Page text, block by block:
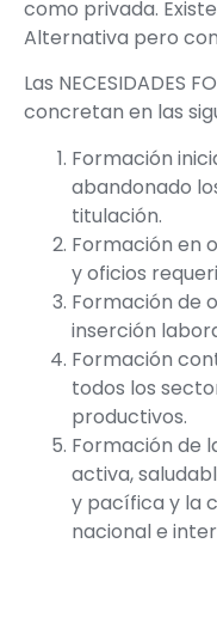
como privada.
Alternativa pero
Las NECESIDADES
concretan en las
Formación
abandonado
titulación.
Formación en
y oficios
Formación de
inserción
Formación
todos los
productivos.
Formación de
activa,
y pacífica y la
nacional e